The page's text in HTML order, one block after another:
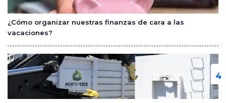
¿Cómo organizar nuestras finanzas de cara a las
vacaciones?